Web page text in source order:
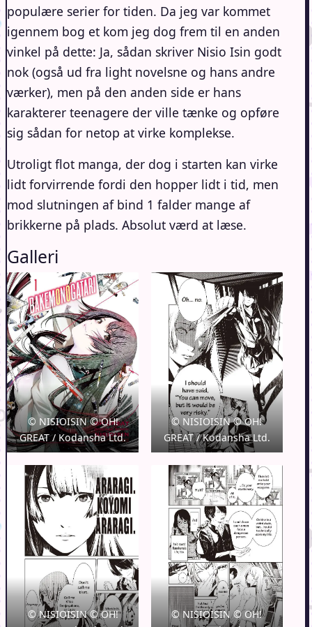
populære serier for tiden. Da jeg var kommet
igennem bog et kom jeg dog frem til en anden
vinkel på dette: Ja, sådan skriver Nisio Isin godt
nok (også ud fra light novelsne og hans andre
værker), men på den anden side er hans
karakterer teenagere der ville tænke og opføre
sig sådan for netop at virke komplekse.
Utroligt flot manga, der dog i starten kan virke
lidt forvirrende fordi den hopper lidt i tid, men
mod slutningen af bind 1 falder mange af
brikkerne på plads. Absolut værd at læse.
Galleri
© NISIOISIN © OH!
GREAT / Kodansha Ltd.
© NISIOISIN © OH!
GREAT / Kodansha Ltd.
© NISIOISIN © OH!
© NISIOISIN © OH!